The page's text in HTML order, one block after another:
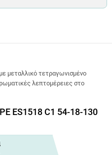
μεταλλικό τετραγωνισμένο
λεπτομέρειες στο
ES1518 C1 54-18-130